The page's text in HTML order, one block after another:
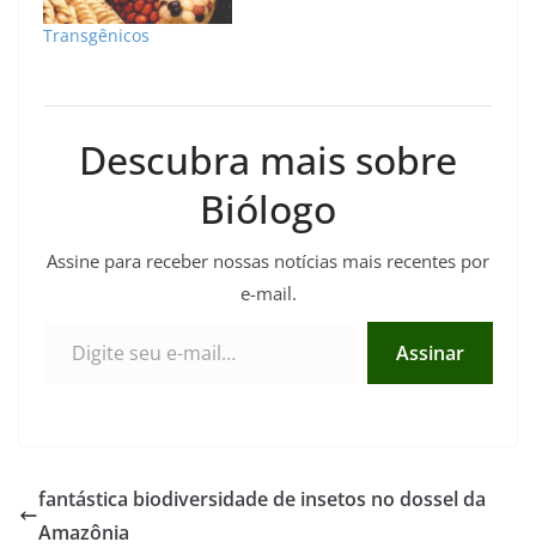
Transgênicos
Descubra mais sobre
Biólogo
Assine para receber nossas notícias mais recentes por
e-mail.
Assinar
fantástica biodiversidade de insetos no dossel da
Amazônia